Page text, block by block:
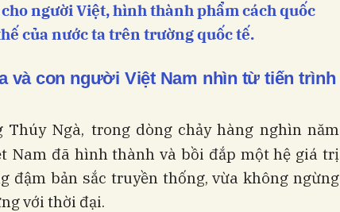
người Việt, hình thành phẩm cách quốc
của nước ta trên trường quốc tế.
và con người Việt Nam nhìn từ tiến trình
Thúy Ngà, trong dòng chảy hàng nghìn năm
Nam đã hình thành và bồi đắp một hệ giá trị
đậm bản sắc truyền thống, vừa không ngừng
với thời đại.